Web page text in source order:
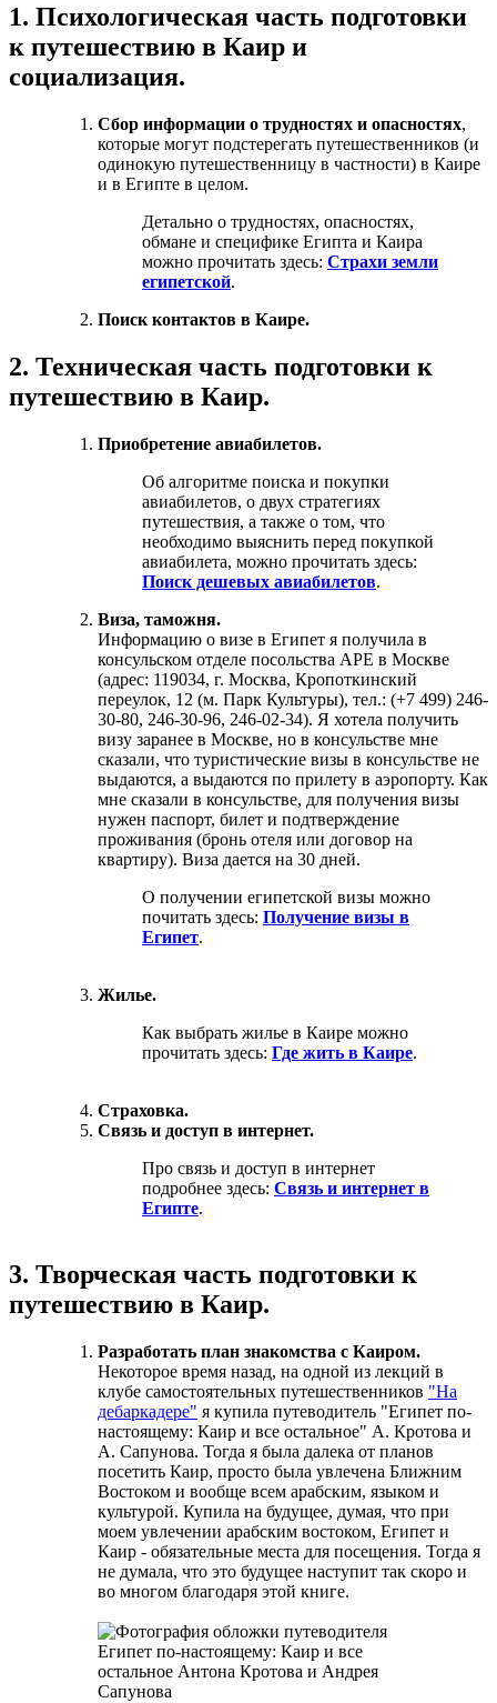
1. Психологическая часть подготовки
к путешествию в Каир и
социализация.
Сбор информации о трудностях и опасностях,
которые могут подстерегать путешественников (и
одинокую путешественницу в частности) в Каире
и в Египте в целом.
Детально о трудностях, опасностях,
обмане и специфике Египта и Каира
можно прочитать здесь: Страхи земли
египетской.
Поиск контактов в Каире.
2. Техническая часть подготовки к
путешествию в Каир.
Приобретение авиабилетов.
Об алгоритме поиска и покупки
авиабилетов, о двух стратегиях
путешествия, а также о том, что
необходимо выяснить перед покупкой
авиабилета, можно прочитать здесь:
Поиск дешевых авиабилетов.
Виза, таможня.
Информацию о визе в Египет я получила в
консульском отделе посольства АРЕ в Москве
(адрес: 119034, г. Москва, Кропоткинский
переулок, 12 (м. Парк Культуры), тел.: (+7 499) 246-
30-80, 246-30-96, 246-02-34). Я хотела получить
визу заранее в Москве, но в консульстве мне
сказали, что туристические визы в консульстве не
выдаются, а выдаются по прилету в аэропорту. Как
мне сказали в консульстве, для получения визы
нужен паспорт, билет и подтверждение
проживания (бронь отеля или договор на
квартиру). Виза дается на 30 дней.
О получении египетской визы можно
почитать здесь: Получение визы в
Египет.
Жилье.
Как выбрать жилье в Каире можно
прочитать здесь: Где жить в Каире.
Страховка.
Связь и доступ в интернет.
Про связь и доступ в интернет
подробнее здесь: Связь и интернет в
Египте.
3. Творческая часть подготовки к
путешествию в Каир.
Разработать план знакомства с Каиром.
Некоторое время назад, на одной из лекций в
клубе самостоятельных путешественников "На
дебаркадере" я купила путеводитель "Египет по-
настоящему: Каир и все остальное" А. Кротова и
А. Сапунова. Тогда я была далека от планов
посетить Каир, просто была увлечена Ближним
Востоком и вообще всем арабским, языком и
культурой. Купила на будущее, думая, что при
моем увлечении арабским востоком, Египет и
Каир - обязательные места для посещения. Тогда я
не думала, что это будущее наступит так скоро и
во многом благодаря этой книге.